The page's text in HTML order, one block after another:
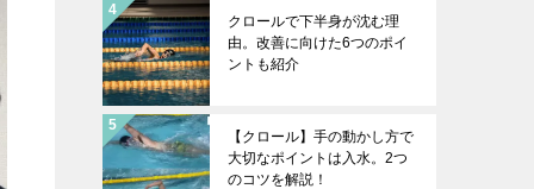
クロールで下半身が沈む理
由。改善に向けた6つのポイ
ントも紹介
【クロール】手の動かし方で
大切なポイントは入水。2つ
のコツを解説！